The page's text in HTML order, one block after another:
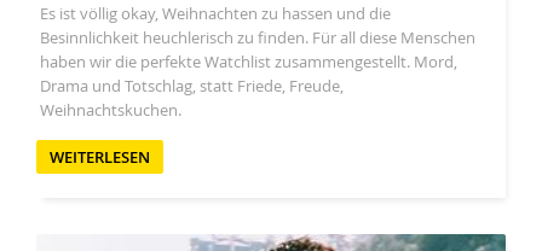
Es ist völlig okay, Weihnachten zu hassen und die
Besinnlichkeit heuchlerisch zu finden. Für all diese Menschen
haben wir die perfekte Watchlist zusammengestellt. Mord,
Drama und Totschlag, statt Friede, Freude,
Weihnachtskuchen.
WEITERLESEN